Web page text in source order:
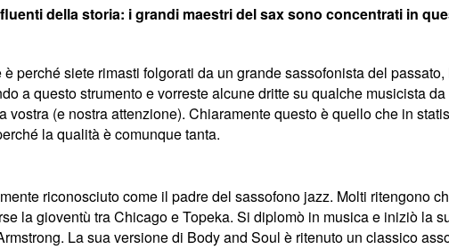
della storia: i grandi maestri del sax sono concentrati in
perché siete rimasti folgorati da un grande sassofonista del
a questo strumento e vorreste alcune dritte su qualche musicista
(e nostra attenzione). Chiaramente questo è quello che in
la qualità è comunque tanta.
riconosciuto come il padre del sassofono jazz. Molti ritengono
la gioventù tra Chicago e Topeka. Si diplomò in musica e iniziò la
La sua versione di Body and Soul è ritenuto un classico